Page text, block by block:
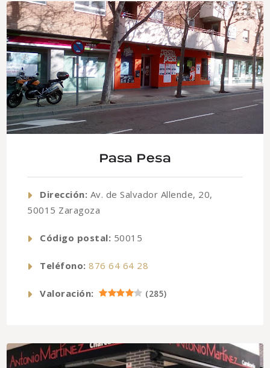
Pasa Pesa
Dirección: Av. de Salvador Allende, 20,
50015 Zaragoza
Código postal: 50015
Teléfono: 876 64 64 28
Valoración: (285)